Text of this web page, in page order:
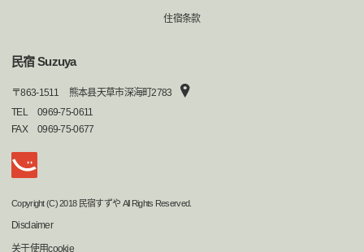
住宿条款
民宿 Suzuya
〒863-1511
熊本县天草市深海町2783
TEL
0969-75-0611
FAX
0969-75-0677
Copyright (C) 2018 民宿すずや All Rights Reserved.
Disclaimer
关于使用cookie